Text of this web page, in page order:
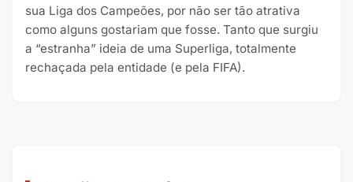
sua Liga dos Campeões, por não ser tão atrativa
como alguns gostariam que fosse. Tanto que surgiu
a “estranha” ideia de uma Superliga, totalmente
rechaçada pela entidade (e pela FIFA).